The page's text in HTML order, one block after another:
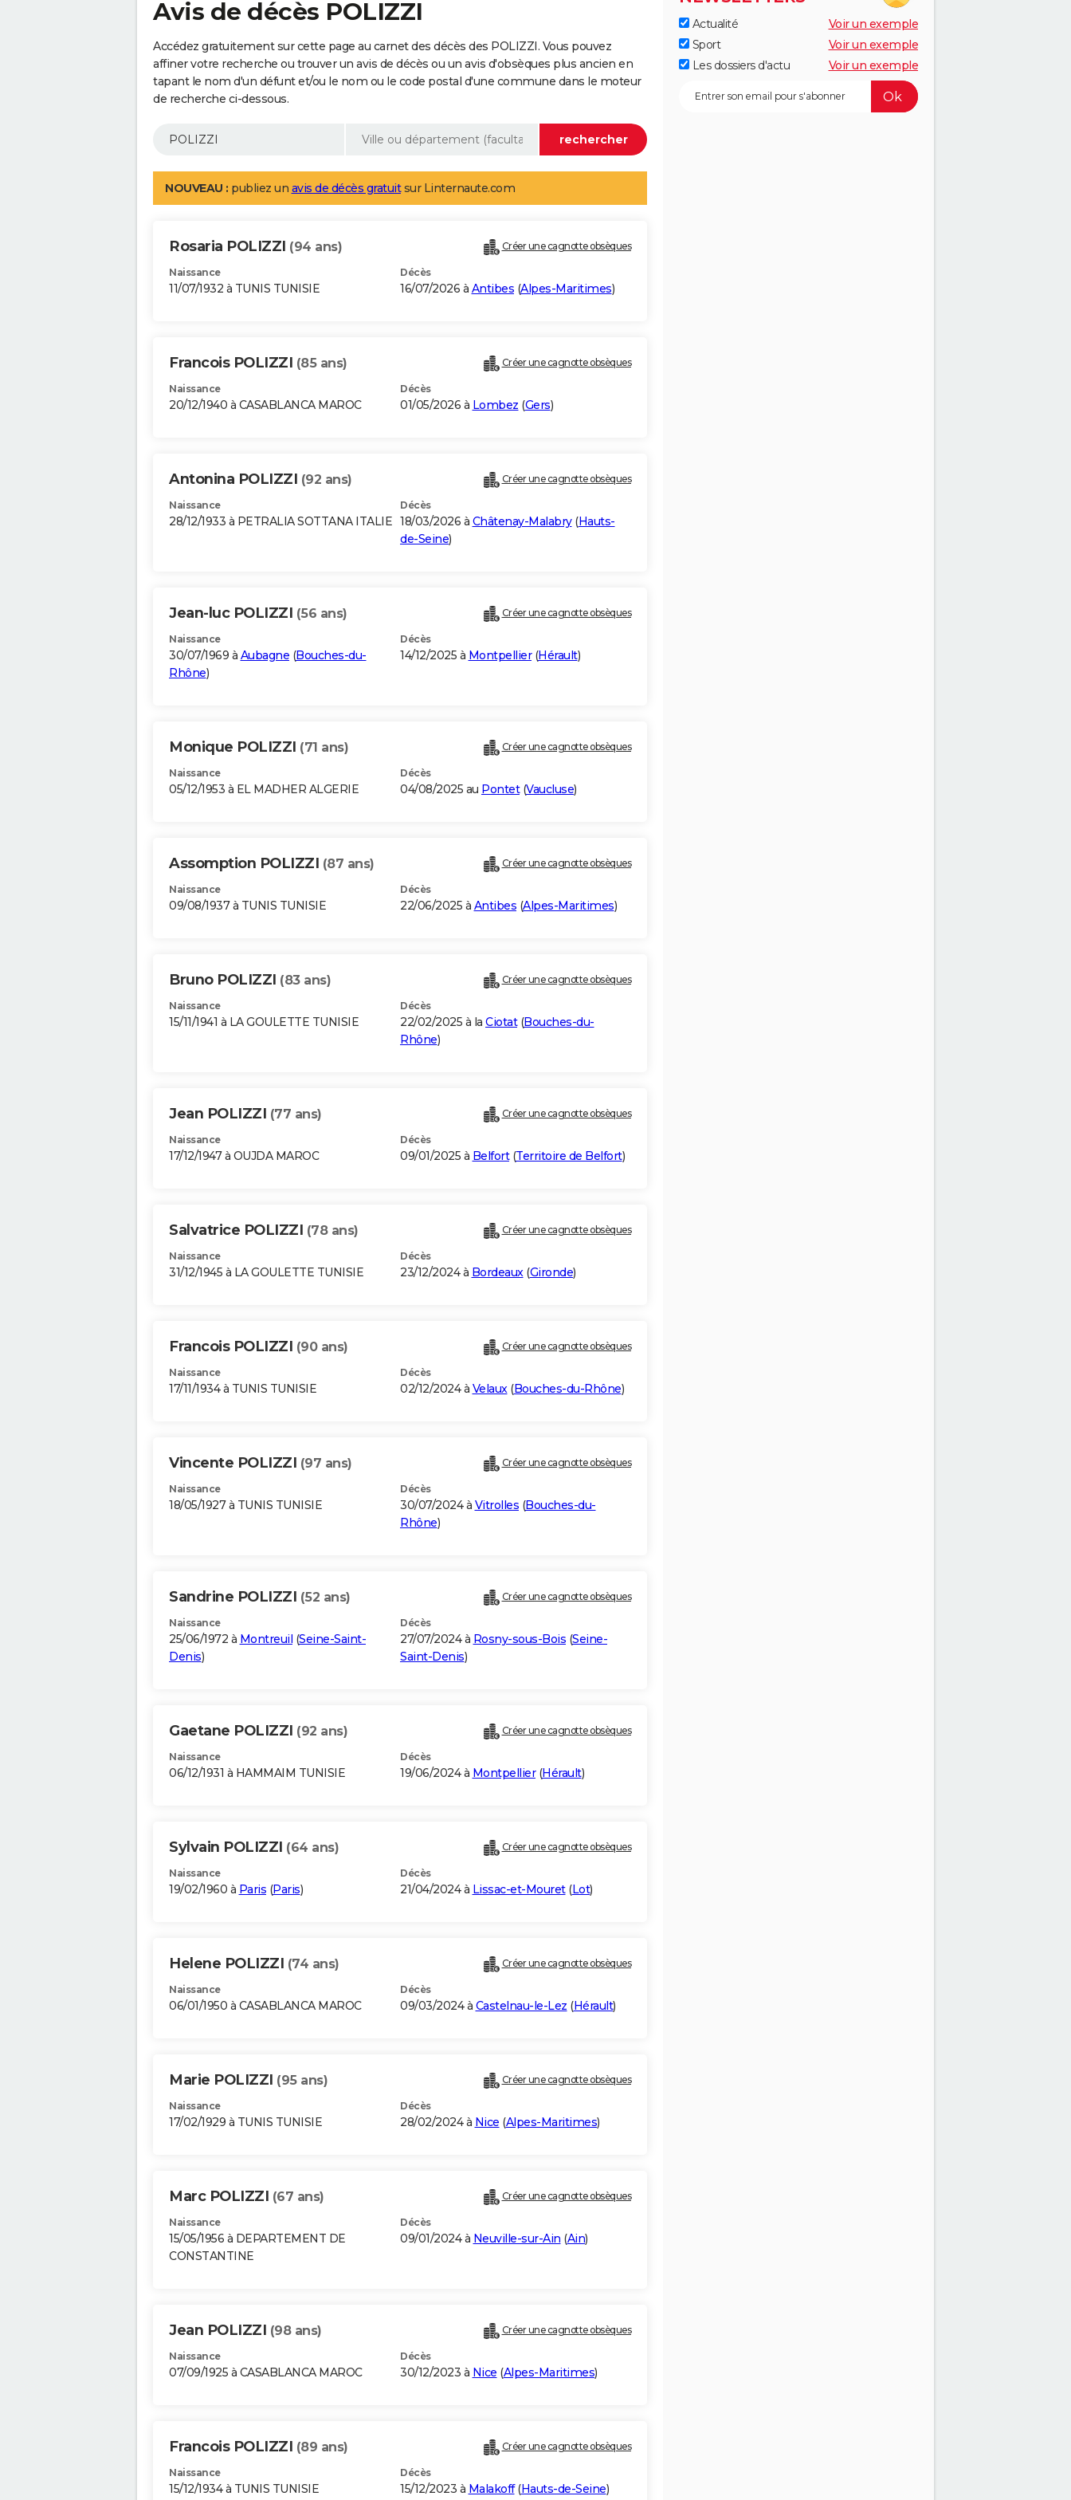
Avis de décès POLIZZI
Accédez gratuitement sur cette page au carnet des décès des POLIZZI. Vous pouvez
affiner votre recherche ou trouver un avis de décès ou un avis d'obsèques plus ancien en
tapant le nom d'un défunt et/ou le nom ou le code postal d'une commune dans le moteur
de recherche ci-dessous.
NOUVEAU : publiez un avis de décès gratuitsur Linternaute.com
Rosaria POLIZZI (94 ans) Créer une cagnotte obsèques
Naissance
11/07/1932 à TUNIS TUNISIE
Décès
16/07/2026 à Antibes (Alpes-Maritimes)
Francois POLIZZI (85 ans) Créer une cagnotte obsèques
Naissance
20/12/1940 à CASABLANCA MAROC
Décès
01/05/2026 à Lombez (Gers)
Antonina POLIZZI (92 ans) Créer une cagnotte obsèques
Naissance
28/12/1933 à PETRALIA SOTTANA ITALIE
Décès
18/03/2026 à Châtenay-Malabry(Hauts-
de-Seine)
Jean-luc POLIZZI (56 ans) Créer une cagnotte obsèques
Naissance
30/07/1969 à Aubagne (Bouches-du-
Rhône)
Décès
14/12/2025 à Montpellier(Hérault)
Monique POLIZZI (71 ans) Créer une cagnotte obsèques
Naissance
05/12/1953 à EL MADHER ALGERIE
Décès
04/08/2025 au Pontet(Vaucluse)
Assomption POLIZZI (87 ans) Créer une cagnotte obsèques
Naissance
09/08/1937 à TUNIS TUNISIE
Décès
22/06/2025 à Antibes (Alpes-Maritimes)
Bruno POLIZZI (83 ans) Créer une cagnotte obsèques
Naissance
15/11/1941 à LA GOULETTE TUNISIE
Décès
22/02/2025 à la Ciotat(Bouches-du-
Rhône)
Jean POLIZZI (77 ans) Créer une cagnotte obsèques
Naissance
17/12/1947 à OUJDA MAROC
Décès
09/01/2025 à Belfort(Territoire de Belfort)
Salvatrice POLIZZI (78 ans) Créer une cagnotte obsèques
Naissance
31/12/1945 à LA GOULETTE TUNISIE
Décès
23/12/2024 à Bordeaux(Gironde)
Francois POLIZZI (90 ans) Créer une cagnotte obsèques
Naissance
17/11/1934 à TUNIS TUNISIE
Décès
02/12/2024 à Velaux(Bouches-du-Rhône)
Vincente POLIZZI (97 ans) Créer une cagnotte obsèques
Naissance
18/05/1927 à TUNIS TUNISIE
Décès
30/07/2024 à Vitrolles (Bouches-du-
Rhône)
Sandrine POLIZZI (52 ans) Créer une cagnotte obsèques
Naissance
25/06/1972 à Montreuil (Seine-Saint-
Denis)
Décès
27/07/2024 à Rosny-sous-Bois (Seine-
Saint-Denis)
Gaetane POLIZZI (92 ans) Créer une cagnotte obsèques
Naissance
06/12/1931 à HAMMAIM TUNISIE
Décès
19/06/2024 à Montpellier(Hérault)
Sylvain POLIZZI (64 ans) Créer une cagnotte obsèques
Naissance
19/02/1960 à Paris (Paris)
Décès
21/04/2024 à Lissac-et-Mouret(Lot)
Helene POLIZZI (74 ans) Créer une cagnotte obsèques
Naissance
06/01/1950 à CASABLANCA MAROC
Décès
09/03/2024 à Castelnau-le-Lez (Hérault)
Marie POLIZZI (95 ans) Créer une cagnotte obsèques
Naissance
17/02/1929 à TUNIS TUNISIE
Décès
28/02/2024 à Nice (Alpes-Maritimes)
Marc POLIZZI (67 ans) Créer une cagnotte obsèques
Naissance
15/05/1956 à DEPARTEMENT DE
CONSTANTINE
Décès
09/01/2024 à Neuville-sur-Ain (Ain)
Jean POLIZZI (98 ans) Créer une cagnotte obsèques
Naissance
07/09/1925 à CASABLANCA MAROC
Décès
30/12/2023 à Nice (Alpes-Maritimes)
Francois POLIZZI (89 ans) Créer une cagnotte obsèques
Naissance
15/12/1934 à TUNIS TUNISIE
Décès
15/12/2023 à Malakoff(Hauts-de-Seine)
Actualité
Voir un exemple
Sport
Voir un exemple
Les dossiers d'actu
Voir un exemple